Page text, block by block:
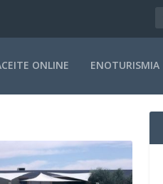
ONLINE ENOTURISMIA